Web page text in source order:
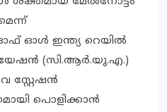
ഓള്‍ ഇന്ത്യ റെയില്‍
(സി.ആര്‍.യു.എ.)
സ്റ്റേഷന്‍
പൊളിക്കാന്‍